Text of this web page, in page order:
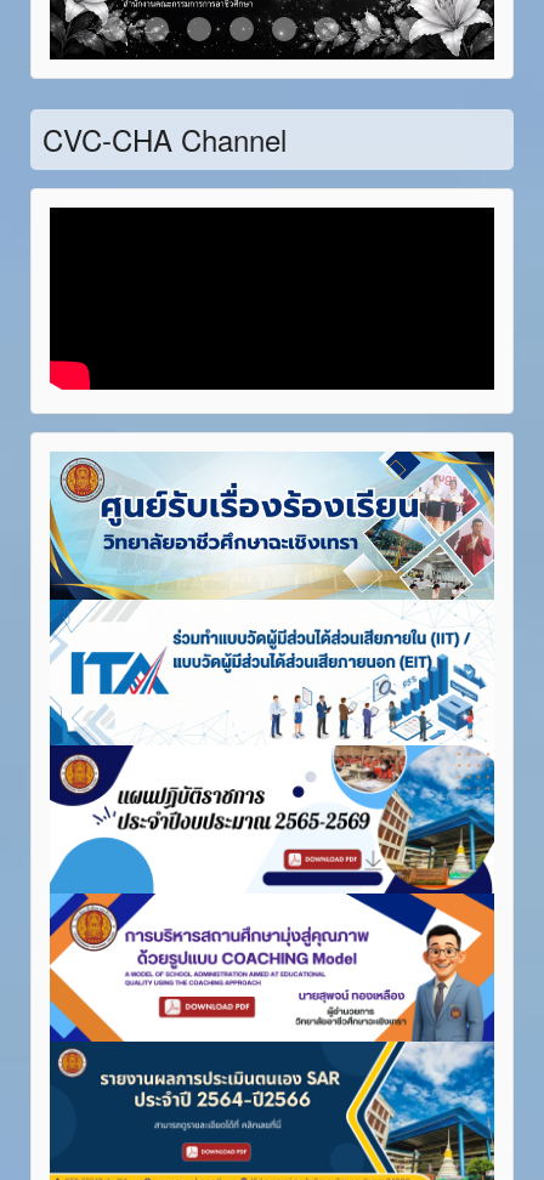
Item 21Item 22Item 23Item 24Item 25Item 26Item 27Item 28
CVC-CHA Channel